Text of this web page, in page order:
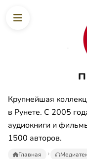
Крупнейшая
в Рунете. С 2005
аудиокниги и
1500 авторов.
Главная